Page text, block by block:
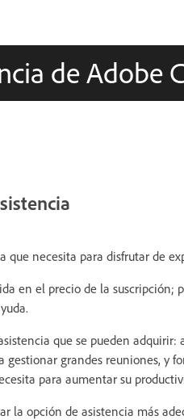
de Adobe
necesita para disfrutar de
en el precio de la
que se pueden
gestionar grandes reuniones,
para aumentar su
la opción de asistencia más